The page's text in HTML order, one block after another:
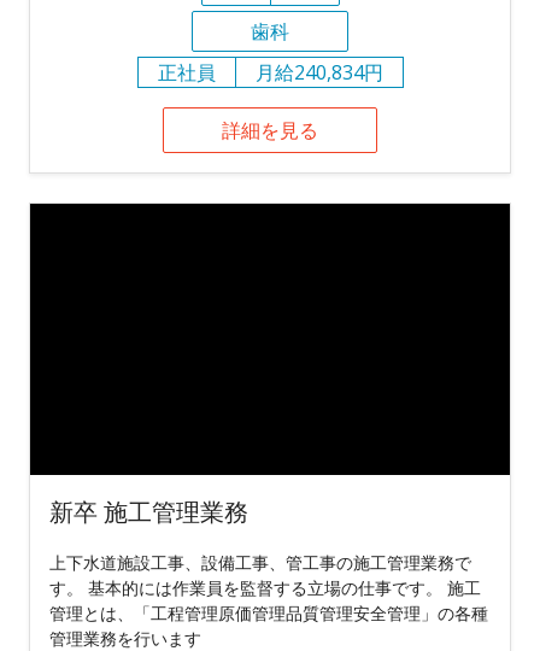
歯科
正社員
月給240,834円
詳細を見る
新卒 施工管理業務
上下水道施設工事、設備工事、管工事の施工管理業務で
す。 基本的には作業員を監督する立場の仕事です。 施工
管理とは、「工程管理原価管理品質管理安全管理」の各種
管理業務を行います